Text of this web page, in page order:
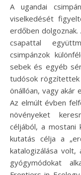
A ugandai csimpánzok érdekes és figyelemre méltó
viselkedését
erdőben
csapattal
csimpánzok
sebek és egyéb
tudósok
önállóan, vagy akár
Az elmúlt évben
növényeket
céljából, a
kutatás célja a
katalogizálása volt,
gyógymódokat